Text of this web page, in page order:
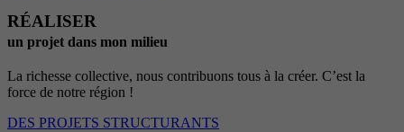
RÉALISER
un projet dans mon milieu
La richesse collective, nous contribuons tous à la créer. C’est la
force de notre région !
DES PROJETS STRUCTURANTS